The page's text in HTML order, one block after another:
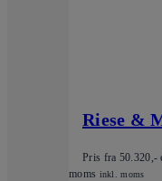
Riese &
Pris fra 50.320,-
moms inkl. moms